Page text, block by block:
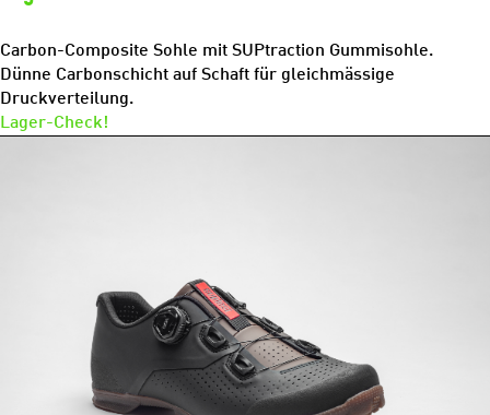
Carbon-Composite Sohle mit SUPtraction Gummisohle.
Dünne Carbonschicht auf Schaft für gleichmässige
Druckverteilung.
Lager-Check!